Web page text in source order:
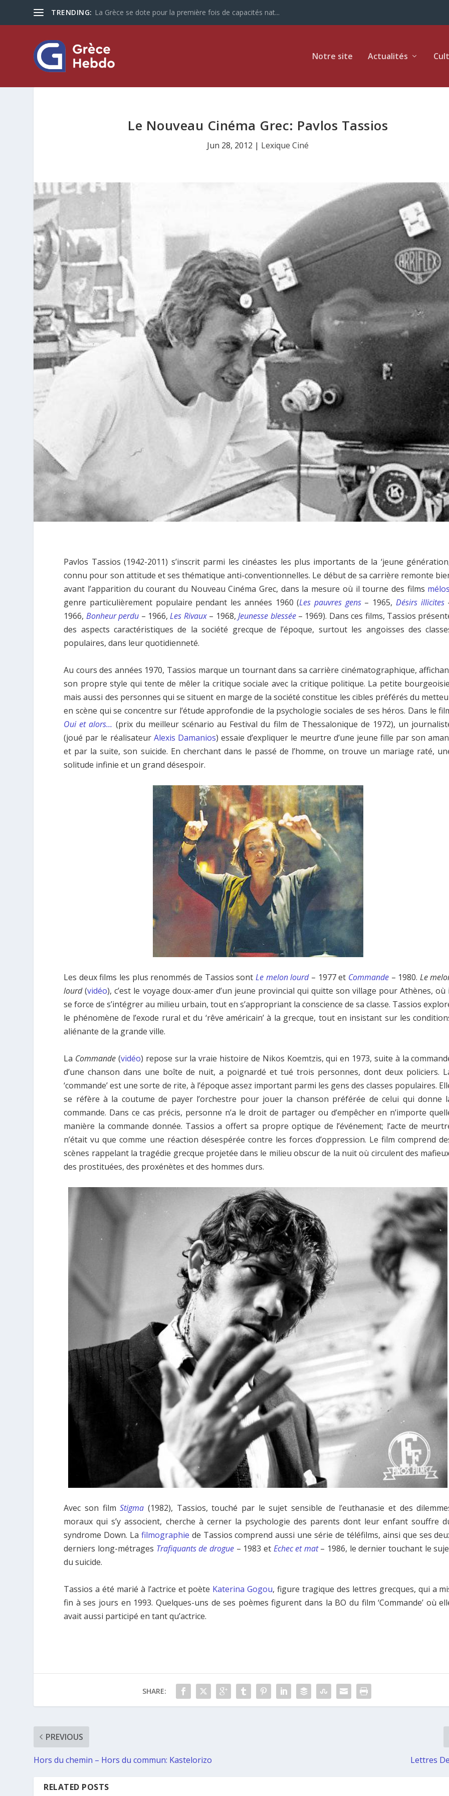
TRENDING: La Grèce se dote pour la première fois de capacités nat...
Notre site Actualités
Le Nouveau Cinéma Grec: Pavlos Tassios
Jun 28, 2012 | Lexique Ciné
Pavlos Tassios (1942-2011) s’inscrit parmi les cinéastes les plus importants de la ‘jeune
connu pour son attitude et ses thématique anti-conventionnelles. Le début de sa carrière remonte
avant l’apparition du courant du Nouveau Cinéma Grec, dans la mesure où il tourne des films mélos
genre particulièrement populaire pendant les années 1960 (Les pauvres gens– 1965, Désirs illicites
1966, Bonheur perdu – 1966,Les Rivaux– 1968,Jeunesse blessée– 1969). Dans ces films, Tassios
des aspects caractéristiques de la société grecque de l’époque, surtout les angoisses des
populaires, dans leur quotidienneté.
Au cours des années 1970, Tassios marque un tournant dans sa carrière cinématographique,
son propre style qui tente de mêler la critique sociale avec la critique politique. La petite
mais aussi des personnes qui se situent en marge de la société constitue les cibles préférés du
en scène qui se concentre sur l’étude approfondie de la psychologie sociales de ses héros. Dans le
Oui et alors… (prix du meilleur scénario au Festival du film de Thessalonique de 1972), un
(joué par le réalisateur Alexis Damanios) essaie d’expliquer le meurtre d’une jeune fille par son
et par la suite, son suicide. En cherchant dans le passé de l’homme, on trouve un mariage raté,
solitude infinie et un grand désespoir.
Les deux films les plus renommés de Tassios sont Le melon lourd– 1977 et Commande– 1980. Le
lourd(vidéo), c’est le voyage doux-amer d’un jeune provincial qui quitte son village pour Athènes, où
se force de s’intégrer au milieu urbain, tout en s’appropriant la conscience de sa classe. Tassios
le phénomène de l’exode rural et du ‘rêve américain’ à la grecque, tout en insistant sur les
aliénante de la grande ville.
La Commande (vidéo) repose sur la vraie histoire de Nikos Koemtzis, qui en 1973, suite à la
d’une chanson dans une boîte de nuit, a poignardé et tué trois personnes, dont deux policiers.
‘commande’ est une sorte de rite, à l’époque assez important parmi les gens des classes populaires.
se réfère à la coutume de payer l’orchestre pour jouer la chanson préférée de celui qui donne
commande. Dans ce cas précis, personne n’a le droit de partager ou d’empêcher en n’importe
manière la commande donnée. Tassios a offert sa propre optique de l’événement; l’acte de
n’était vu que comme une réaction désespérée contre les forces d’oppression. Le film comprend
scènes rappelant la tragédie grecque projetée dans le milieu obscur de la nuit où circulent des
des prostituées, des proxénètes et des hommes durs.
Avec son filmStigma (1982), Tassios, touché par le sujet sensible de l’euthanasie et des
moraux qui s’y associent, cherche à cerner la psychologie des parents dont leur enfant souffre
syndrome Down. La filmographie de Tassios comprend aussi une série de téléfilms, ainsi que ses
derniers long-métrages Trafiquants de drogue– 1983 et Echec et mat– 1986, le dernier touchant le
du suicide.
Tassios a été marié à l’actrice et poète Katerina Gogou, figure tragique des lettres grecques, qui a
fin à ses jours en 1993. Quelques-uns de ses poèmes figurent dans la BO du film ‘Commande’ où
avait aussi participé en tant qu’actrice.
SHARE:
PREVIOUS
Hors du chemin – Hors du commun: Kastelorizo Lettres
RELATED POSTS